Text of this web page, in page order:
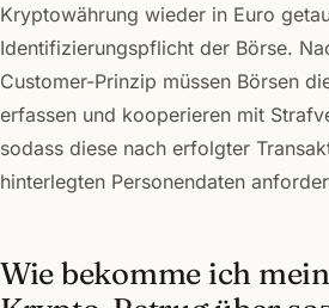
Kryptowährung wieder in Euro
Identifizierungspflicht der Börse.
Customer-Prinzip müssen Börsen
erfassen und kooperieren mit
sodass diese nach erfolgter
hinterlegten Personendaten
Wie bekomme ich